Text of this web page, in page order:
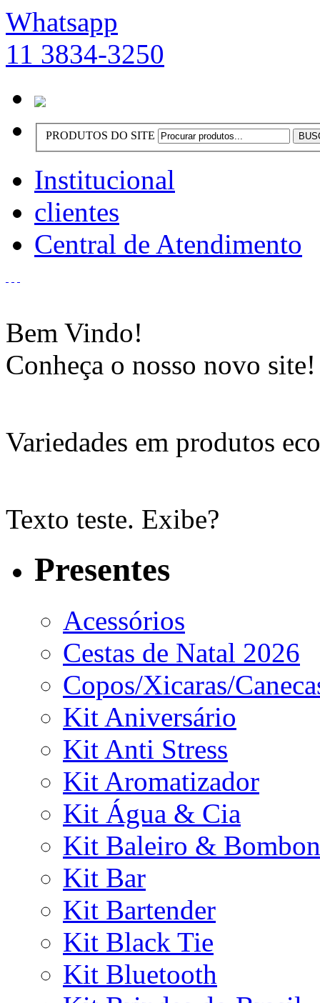
Whatsapp
11 3834-3250
PRODUTOS DO SITE
Institucional
clientes
Central de Atendimento
Bem Vindo!
Conheça o nosso novo site!
Variedades em produtos
Texto teste. Exibe?
Presentes
Acessórios
Cestas de Natal 2026
Copos/Xicaras/
Kit Aniversário
Kit Anti Stress
Kit Aromatizador
Kit Água & Cia
Kit Baleiro &
Kit Bar
Kit Bartender
Kit Black Tie
Kit Bluetooth